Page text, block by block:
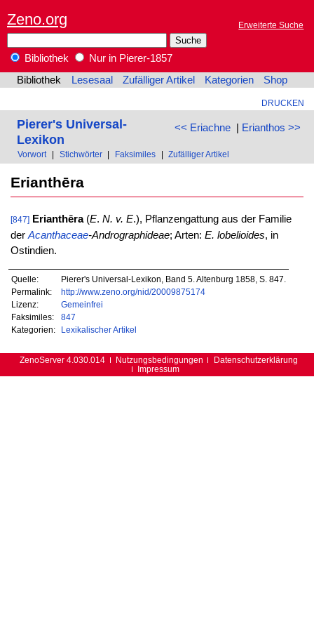
Zeno.org Erweiterte Suche
Bibliothek
Nur in Pierer-1857
Bibliothek
Lesesaal Zufälliger Artikel Kategorien Shop
DRUCKEN
<< Eriachne| Erianthos >>
Pierer's Universal-
Lexikon
Vorwort Stichwörter Faksimiles Zufälliger Artikel
Erianthēra
[847] Erianthēra(E. N. v. E.), Pflanzengattung aus der Familie
derAcanthaceae-Andrographideae; Arten: E. lobelioides, in
Ostindien.
Quelle:
Pierer's Universal-Lexikon, Band 5. Altenburg 1858, S. 847.
Permalink:
http://www.zeno.org/nid/20009875174
Lizenz:
Gemeinfrei
Faksimiles:
847
Kategorien:
Lexikalischer Artikel
ZenoServer 4.030.014 Nutzungsbedingungen
Datenschutzerklärung
Impressum